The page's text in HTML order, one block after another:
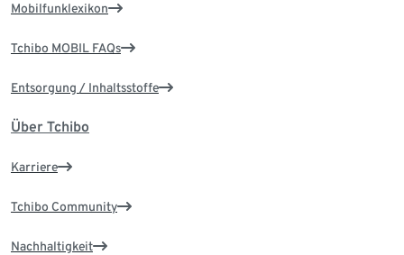
Mobilfunklexikon
Tchibo MOBIL FAQs
Entsorgung / Inhaltsstoffe
Über Tchibo
Karriere
Tchibo Community
Nachhaltigkeit